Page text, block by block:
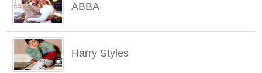
ABBA
Harry Styles